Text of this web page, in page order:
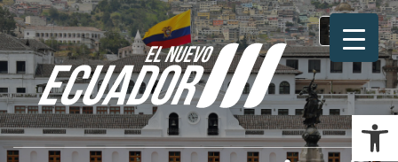
Toggle